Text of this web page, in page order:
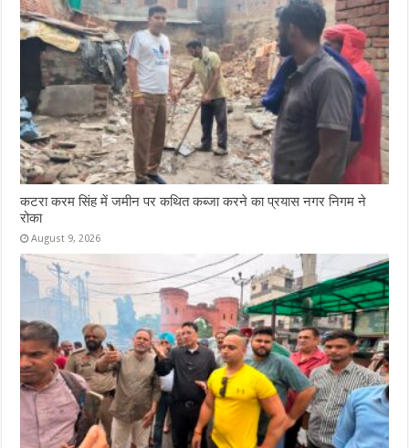
कटरा करम सिंह में जमीन पर कथित कब्जा करने का प्रयास नगर निगम ने
रोका
August 9, 2026